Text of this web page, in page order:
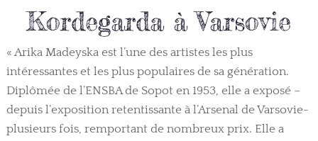
Kordegarda à Varsovie
« Arika Madeyska est l’une des artistes les plus
intéressantes et les plus populaires de sa génération.
Diplômée de l’ENSBA de Sopot en 1953, elle a exposé –
depuis l’exposition retentissante à l’Arsenal de Varsovie-
plusieurs fois, remportant de nombreux prix. Elle a